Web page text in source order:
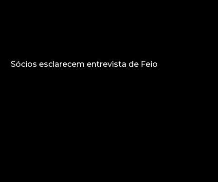
Sócios esclarecem entrevista de Feio